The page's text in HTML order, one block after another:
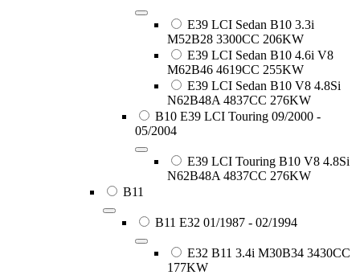
E39 LCI Sedan B10 3.3i
M52B28 3300CC 206KW
E39 LCI Sedan B10 4.6i V8
M62B46 4619CC 255KW
E39 LCI Sedan B10 V8 4.8Si
N62B48A 4837CC 276KW
B10 E39 LCI Touring 09/2000 -
05/2004
E39 LCI Touring B10 V8 4.8Si
N62B48A 4837CC 276KW
B11
B11 E32 01/1987 - 02/1994
E32 B11 3.4i M30B34 3430CC
177KW